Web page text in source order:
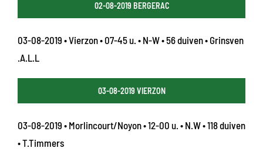
02-08-2019 BERGERAC
03-08-2019 • Vierzon • 07-45 u. • N-W • 56 duiven • Grinsven
.A.L.L
03-08-2019 VIERZON
03-08-2019 • Morlincourt/Noyon • 12-00 u. • N.W • 118 duiven
• T.Timmers